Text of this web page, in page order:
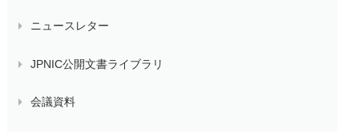
ニュースレター
JPNIC公開文書ライブラリ
会議資料